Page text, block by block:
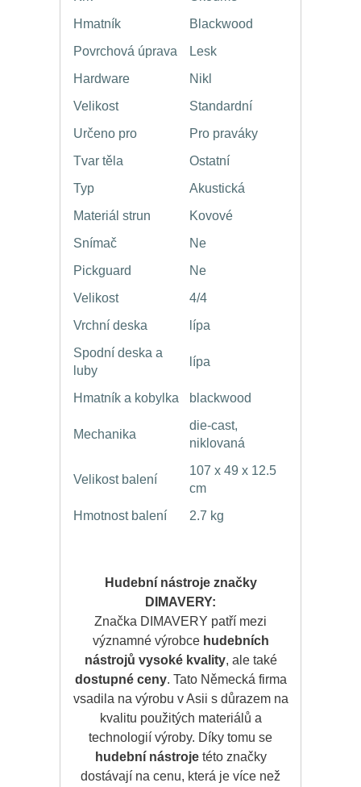
Hmatník
Blackwood
Povrchová úprava
Lesk
Hardware
Nikl
Velikost
Standardní
Určeno pro
Pro praváky
Tvar těla
Ostatní
Typ
Akustická
Materiál strun
Kovové
Snímač
Ne
Pickguard
Ne
Velikost
4/4
Vrchní deska
lípa
Spodní deska a
luby
lípa
Hmatník a kobylka blackwood
Mechanika
die-cast,
niklovaná
Velikost balení
107 x 49 x 12.5
cm
Hmotnost balení
2.7 kg
Hudební nástroje značky
DIMAVERY:
Značka DIMAVERY patří mezi
významné výrobce hudebních
nástrojů vysoké kvality, ale také
dostupné ceny. Tato Německá firma
vsadila na výrobu v Asii s důrazem na
kvalitu použitých materiálů a
technologií výroby. Díky tomu se
hudební nástrojetéto značky
dostávají na cenu, která je více než